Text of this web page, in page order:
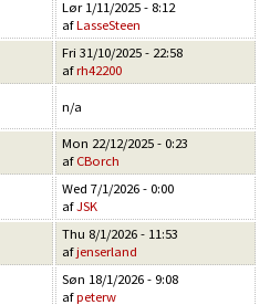
Lør 1/11/2025 - 8:12
afLasseSteen
Fri 31/10/2025 - 22:58
afrh42200
n/a
Mon 22/12/2025 - 0:23
af CBorch
Wed 7/1/2026 - 0:00
afJSK
Thu 8/1/2026 - 11:53
afjenserland
Søn 18/1/2026 - 9:08
afpeterw